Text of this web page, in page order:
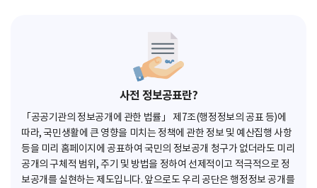
사전 정보공표란?
「공공기관의 정보공개에 관한 법률」 제7조(행정정보의 공표 등)에
따라, 국민생활에 큰 영향을 미치는 정책에 관한 정보 및 예산집행 사항
등을 미리 홈페이지에 공표하여 국민의 정보공개 청구가 없더라도 미리
공개의 구체적 범위, 주기 및 방법을 정하여 선제적이고 적극적으로 정
보공개를 실현하는 제도입니다. 앞으로도 우리 공단은 행정정보 공개를